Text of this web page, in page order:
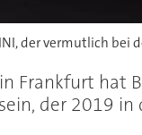
der vermutlich bei
Frankfurt hat
der 2019 in